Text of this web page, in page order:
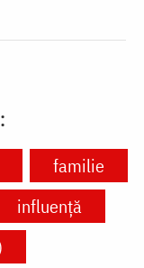
familie
influenţă